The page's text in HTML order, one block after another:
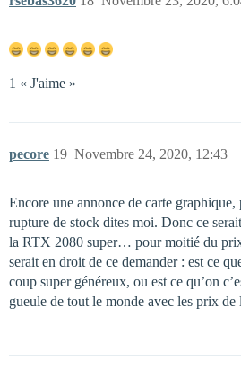
1 « J'aime »
pecore Novembre 24, 2020, 12:43
19
Encore une annonce de carte
rupture de stock dites moi. Donc ce
la RTX 2080 super… pour moitié du
serait en droit de ce demander : est ce
coup super généreux, ou est ce qu’on
gueule de tout le monde avec les prix